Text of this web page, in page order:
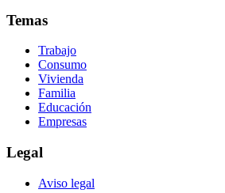
Temas
Trabajo
Consumo
Vivienda
Familia
Educación
Empresas
Legal
Aviso legal